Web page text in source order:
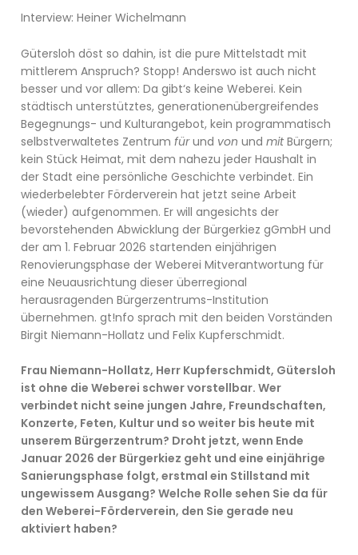
Interview: Heiner Wichelmann
Gütersloh döst so dahin, ist die pure Mittelstadt mit
mittlerem Anspruch? Stopp! Anderswo ist auch nicht
besser und vor allem: Da gibt‘s keine Weberei. Kein
städtisch unterstütztes, generationenübergreifendes
Begegnungs- und Kulturangebot, kein programmatisch
selbstverwaltetes Zentrumfürund von undmitBürgern;
kein Stück Heimat, mit dem nahezu jeder Haushalt in
der Stadt eine persönliche Geschichte verbindet. Ein
wiederbelebter Förderverein hat jetzt seine Arbeit
(wieder) aufgenommen. Er will angesichts der
bevorstehenden Abwicklung der Bürgerkiez gGmbH und
der am 1. Februar 2026 startenden einjährigen
Renovierungsphase der Weberei Mitverantwortung für
eine Neuausrichtung dieser überregional
herausragenden Bürgerzentrums-Institution
übernehmen. gt!nfo sprach mit den beiden Vorständen
Birgit Niemann-Hollatz und Felix Kupferschmidt.
Frau Niemann-Hollatz, Herr Kupferschmidt, Gütersloh
ist ohne die Weberei schwer vorstellbar. Wer
verbindet nicht seine jungen Jahre, Freundschaften,
Konzerte, Feten, Kultur und so weiter bis heute mit
unserem Bürgerzentrum? Droht jetzt, wenn Ende
Januar 2026 der Bürgerkiez geht und eine einjährige
Sanierungsphase folgt, erstmal ein Stillstand mit
ungewissem Ausgang? Welche Rolle sehen Sie da für
den Weberei-Förderverein, den Sie gerade neu
aktiviert haben?